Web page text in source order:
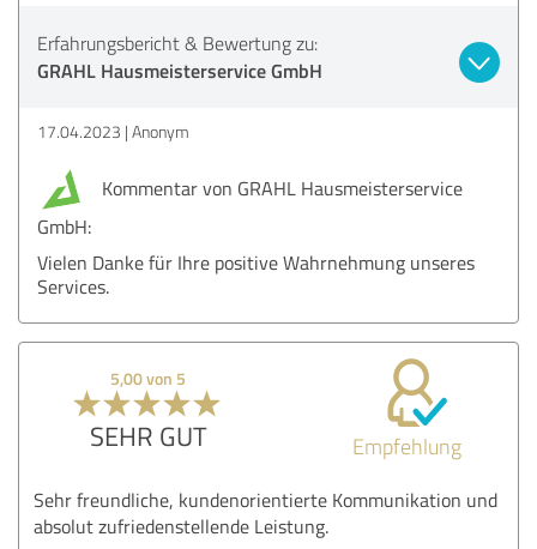
Erfahrungsbericht & Bewertung zu:
GRAHL Hausmeisterservice GmbH
17.04.2023 Anonym
Kommentar von GRAHL Hausmeisterservice
GmbH:
Vielen Danke für Ihre positive Wahrnehmung unseres
Services.
5,00 von 5
SEHR GUT Empfehlung
Sehr freundliche, kundenorientierte Kommunikation und
absolut zufriedenstellende Leistung.